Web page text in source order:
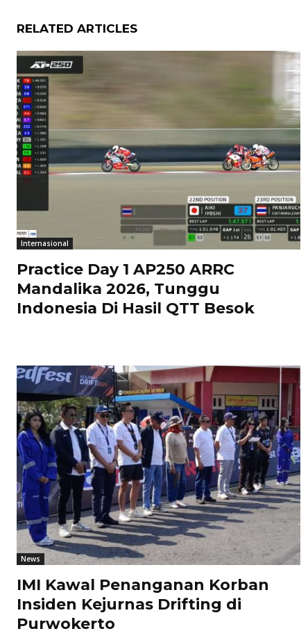
RELATED ARTICLES
Internasional
Practice Day 1 AP250 ARRC
Mandalika 2026, Tunggu
Indonesia Di Hasil QTT Besok
News
IMI Kawal Penanganan Korban
Insiden Kejurnas Drifting di
Purwokerto